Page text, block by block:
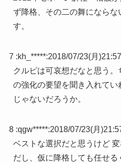
ず降格、その二の舞になら
す。
7 :kh_*****:2018/07/23(月
クルピは可哀想だなと思う
の強化の要望を聞き入れて
じゃないだろうか。
8 :qgw*****:2018/07/23(月
ベストな選択だと思うけど
だし、仮に降格しても任せ